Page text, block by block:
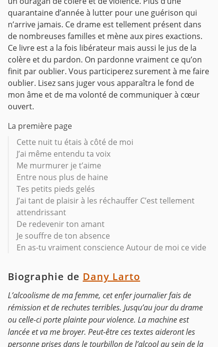
quarantaine d’année à lutter pour une guérison qui
n’arrive jamais. Ce drame est tellement présent dans
de nombreuses familles et mène aux pires exactions.
Ce livre est a la fois libérateur mais aussi le jus de la
colère et du pardon. On pardonne vraiment ce qu’on
finit par oublier. Vous participerez surement à me faire
oublier. Lisez sans juger vous apparaîtra le fond de
mon âme et de ma volonté de communiquer à cœur
ouvert.
La première page
Cette nuit tu étais à côté de moi
J’ai même entendu ta voix
Me murmurer je t’aime
Entre nous plus de haine
Tes petits pieds gelés
J’ai tant de plaisir à les réchauffer C’est tellement
attendrissant
De redevenir ton amant
Je souffre de ton absence
En as-tu vraiment conscience Autour de moi ce vide
Biographie de Dany Larto
L’alcoolisme de ma femme, cet enfer journalier fais de
rémission et de rechutes terribles. Jusqu’au jour du drame
ou celle-ci porte plainte pour violence. La machine est
lancée et va me broyer. Peut-être ces textes aideront les
personne prises dans le tourbillon de l’alcool au sein de la